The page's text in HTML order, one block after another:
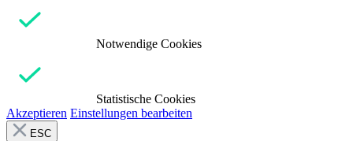
Notwendige Cookies
Statistische Cookies
Akzeptieren Einstellungen bearbeiten
ESC